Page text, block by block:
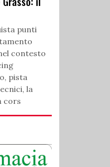
punti
contesto
pista
la
cors